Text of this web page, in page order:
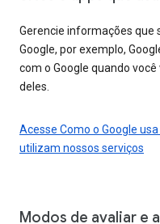
Gerencie informações que
Google, por exemplo,
com o Google quando
deles.
Acesse Como o Google
utilizam nossos serviços
Modos de avaliar e